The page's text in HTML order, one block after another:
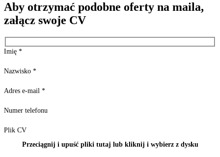
Aby otrzymać podobne oferty na maila,
załącz swoje CV
Imię *
Nazwisko *
Adres e-mail *
Numer telefonu
Plik CV
Przeciągnij i upuść pliki tutaj lub kliknij i wybierz z dysku